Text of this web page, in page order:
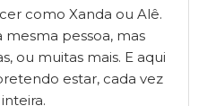
como Xanda ou Alê.
pessoa, mas
ou muitas mais. E aqui
estar, cada vez